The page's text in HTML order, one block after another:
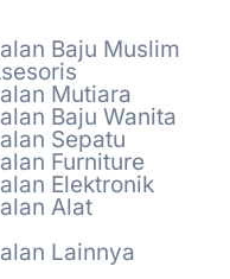
Baju Muslim
Mutiara
Baju Wanita
Sepatu
Furniture
Elektronik
Alat
Lainnya